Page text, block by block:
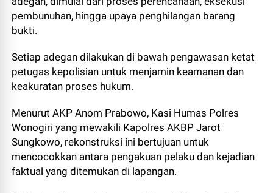
pembunuhan, hingga upaya penghilangan barang
bukti.
Setiap adegan dilakukan di bawah pengawasan ketat
petugas kepolisian untuk menjamin keamanan dan
keakuratan proses hukum.
Menurut AKP Anom Prabowo, Kasi Humas Polres
Wonogiri yang mewakili Kapolres AKBP Jarot
Sungkowo, rekonstruksi ini bertujuan untuk
mencocokkan antara pengakuan pelaku dan kejadian
faktual yang ditemukan di lapangan.